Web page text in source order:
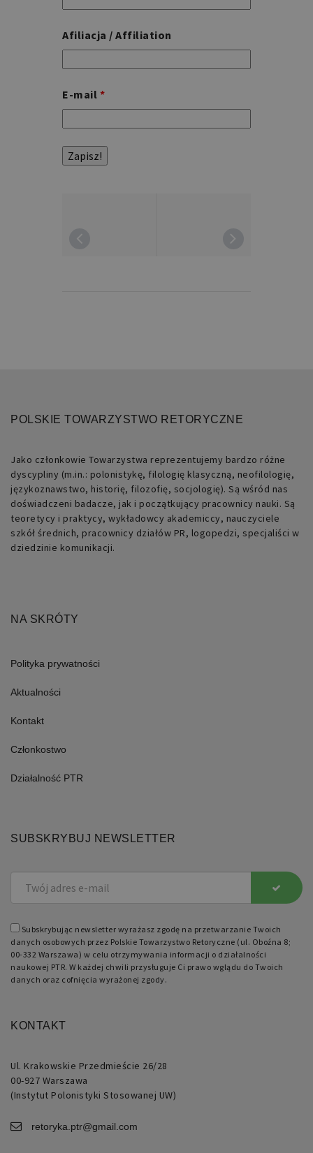
Afiliacja / Affiliation
E-mail *
POLSKIE TOWARZYSTWO RETORYCZNE
Jako członkowie Towarzystwa reprezentujemy bardzo różne
dyscypliny (m.in.: polonistykę, filologię klasyczną, neofilologię,
językoznawstwo, historię, filozofię, socjologię). Są wśród nas
doświadczeni badacze, jak i początkujący pracownicy nauki. Są
teoretycy i praktycy, wykładowcy akademiccy, nauczyciele
szkół średnich, pracownicy działów PR, logopedzi, specjaliści w
dziedzinie komunikacji.
NA SKRÓTY
Polityka prywatności
Aktualności
Kontakt
Członkostwo
Działalność PTR
SUBSKRYBUJ NEWSLETTER
Subskrybując newsletter wyrażasz zgodę na przetwarzanie Twoich
danych osobowych przez Polskie Towarzystwo Retoryczne (ul. Oboźna 8;
00-332 Warszawa) w celu otrzymywania informacji o działalności
naukowej PTR. W każdej chwili przysługuje Ci prawo wglądu do Twoich
danych oraz cofnięcia wyrażonej zgody.
KONTAKT
Ul. Krakowskie Przedmieście 26/28
00-927 Warszawa
(Instytut Polonistyki Stosowanej UW)
retoryka.ptr@gmail.com
użycia
dla
ale
utrzymywanie
zalogowanego